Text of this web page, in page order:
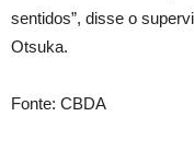
sentidos”, disse o
Otsuka.
Fonte: CBDA